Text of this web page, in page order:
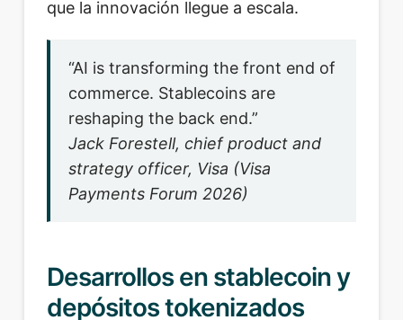
que la innovación llegue a escala.
“AI is transforming the front end of
commerce. Stablecoins are
reshaping the back end.”
Jack Forestell, chief product and
strategy officer, Visa (Visa
Payments Forum 2026)
Desarrollos en stablecoin y
depósitos tokenizados